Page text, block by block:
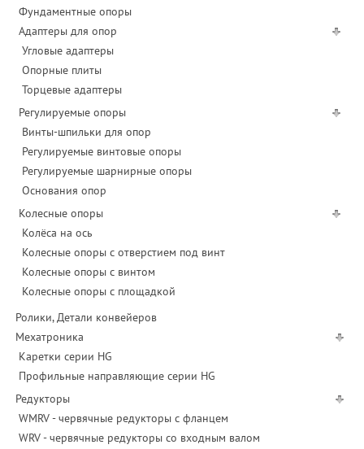
Фундаментные опоры
Адаптеры для опор
Угловые адаптеры
Опорные плиты
Торцевые адаптеры
Регулируемые опоры
Винты-шпильки для опор
Регулируемые винтовые опоры
Регулируемые шарнирные опоры
Основания опор
Колесные опоры
Колёса на ось
Колесные опоры с отверстием под винт
Колесные опоры с винтом
Колесные опоры с площадкой
Ролики, Детали конвейеров
Мехатроника
Каретки серии HG
Профильные направляющие серии HG
Редукторы
WMRV - червячные редукторы с фланцем
WRV - червячные редукторы со входным валом